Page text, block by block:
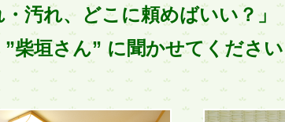
汚れ、どこに頼めばいい？」
柴垣さん” に聞かせてくださ